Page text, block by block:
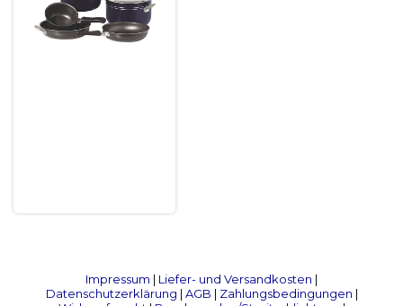
Impressum | Liefer- und Versandkosten |
Datenschutzerklärung | AGB | Zahlungsbedingungen |